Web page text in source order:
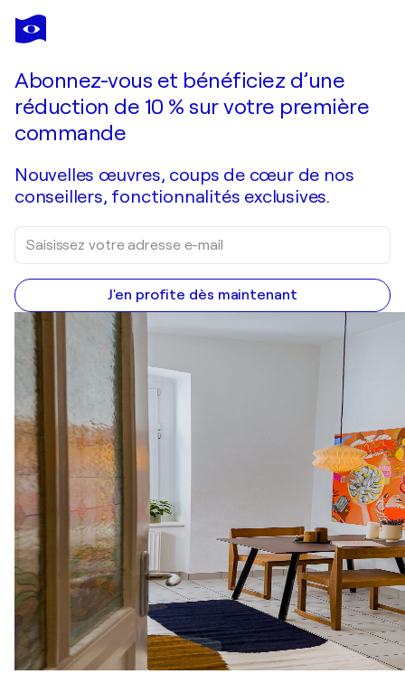
NATHALIE DA SILVA
L'invitation au voyage
Abonnez-vous et bénéficiez d’une
réduction de 10 % sur votre première
commande
Nouvelles œuvres, coups de cœur de nos
conseillers, fonctionnalités exclusives.
J'en profite dès maintenant